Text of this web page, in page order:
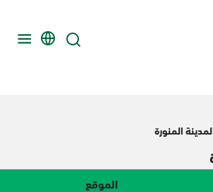
المنورة
الموقع